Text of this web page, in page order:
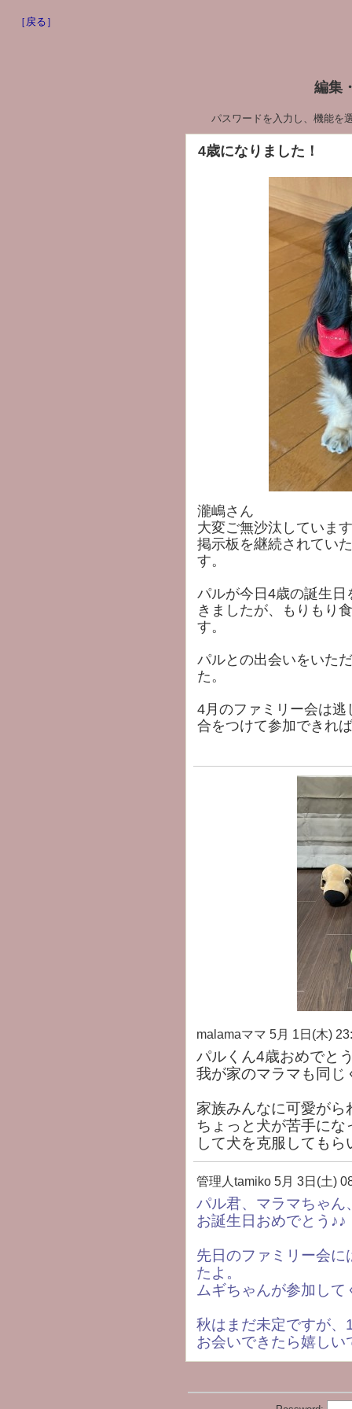
［戻る］
編集
パスワードを入力し、機能を
4歳になりました！
瀧嶋さん
大変ご無沙汰していま
掲示板を継続されてい
す。
パルが今日4歳の誕生
きましたが、もりもり
す。
パルとの出会いをいた
た。
4月のファミリー会は
合をつけて参加できれ
malamaママ 5月 1日(木)
パルくん4歳おめでと
我が家のマラマも同
家族みんなに可愛が
ちょっと犬が苦手に
して犬を克服してもら
管理人tamiko 5月 3日(土)
パル君、マラマちゃん
お誕生日おめでとう♪♪
先日のファミリー会
たよ。
ムギちゃんが参加して
秋はまだ未定ですが
お会いできたら嬉しい